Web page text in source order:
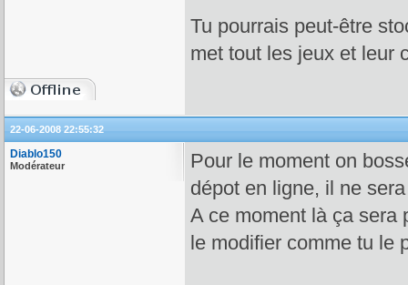
Tu pourrais peut-être
met tout les jeux et leur
22-06-2008 22:55:32
Diablo150
Modérateur
Pour le moment on
dépot en ligne, il ne
A ce moment là ça sera
le modifier comme tu le